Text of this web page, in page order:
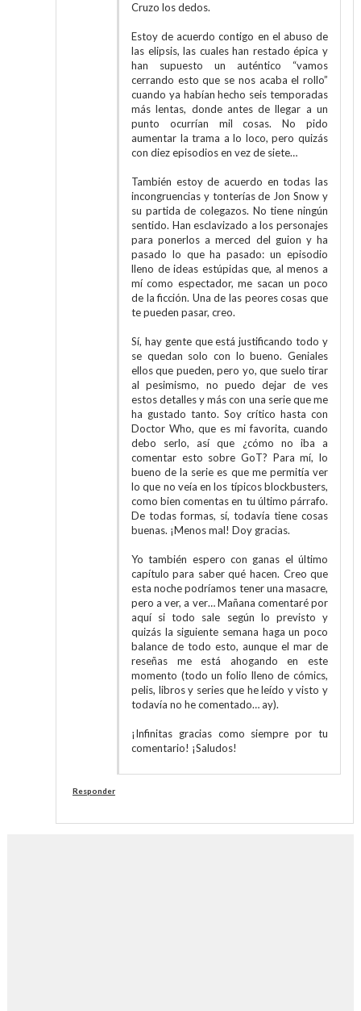
Cruzo los dedos.
Estoy de acuerdo contigo en el abuso de
las elipsis, las cuales han restado épica y
han supuesto un auténtico “vamos
cerrando esto que se nos acaba el rollo”
cuando ya habían hecho seis temporadas
más lentas, donde antes de llegar a un
punto ocurrían mil cosas. No pido
aumentar la trama a lo loco, pero quizás
con diez episodios en vez de siete…
También estoy de acuerdo en todas las
incongruencias y tonterías de Jon Snow y
su partida de colegazos. No tiene ningún
sentido. Han esclavizado a los personajes
para ponerlos a merced del guion y ha
pasado lo que ha pasado: un episodio
lleno de ideas estúpidas que, al menos a
mí como espectador, me sacan un poco
de la ficción. Una de las peores cosas que
te pueden pasar, creo.
Sí, hay gente que está justificando todo y
se quedan solo con lo bueno. Geniales
ellos que pueden, pero yo, que suelo tirar
al pesimismo, no puedo dejar de ves
estos detalles y más con una serie que me
ha gustado tanto. Soy crítico hasta con
Doctor Who, que es mi favorita, cuando
debo serlo, así que ¿cómo no iba a
comentar esto sobre GoT? Para mí, lo
bueno de la serie es que me permitía ver
lo que no veía en los típicos blockbusters,
como bien comentas en tu último párrafo.
De todas formas, sí, todavía tiene cosas
buenas. ¡Menos mal! Doy gracias.
Yo también espero con ganas el último
capítulo para saber qué hacen. Creo que
esta noche podríamos tener una masacre,
pero a ver, a ver… Mañana comentaré por
aquí si todo sale según lo previsto y
quizás la siguiente semana haga un poco
balance de todo esto, aunque el mar de
reseñas me está ahogando en este
momento (todo un folio lleno de cómics,
pelis, libros y series que he leído y visto y
todavía no he comentado… ay).
¡Infinitas gracias como siempre por tu
comentario! ¡Saludos!
Responder